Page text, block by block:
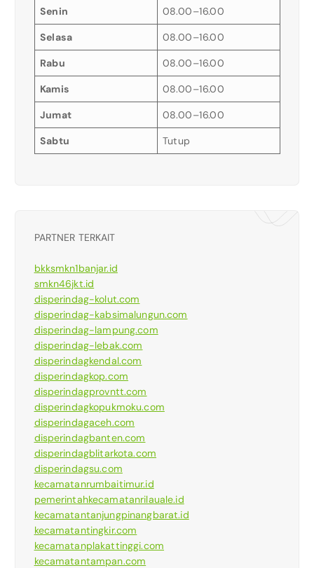
Senin 08.00–16.00
Selasa 08.00–16.00
Rabu 08.00–16.00
Kamis 08.00–16.00
Jumat 08.00–16.00
Sabtu Tutup
PARTNER TERKAIT
bkksmkn1banjar.id
smkn46jkt.id
disperindag-kolut.com
disperindag-kabsimalungun.com
disperindag-lampung.com
disperindag-lebak.com
disperindagkendal.com
disperindagkop.com
disperindagprovntt.com
disperindagkopukmoku.com
disperindagaceh.com
disperindagbanten.com
disperindagblitarkota.com
disperindagsu.com
kecamatanrumbaitimur.id
pemerintahkecamatanrilauale.id
kecamatantanjungpinangbarat.id
kecamatantingkir.com
kecamatanplakattinggi.com
kecamatantampan.com